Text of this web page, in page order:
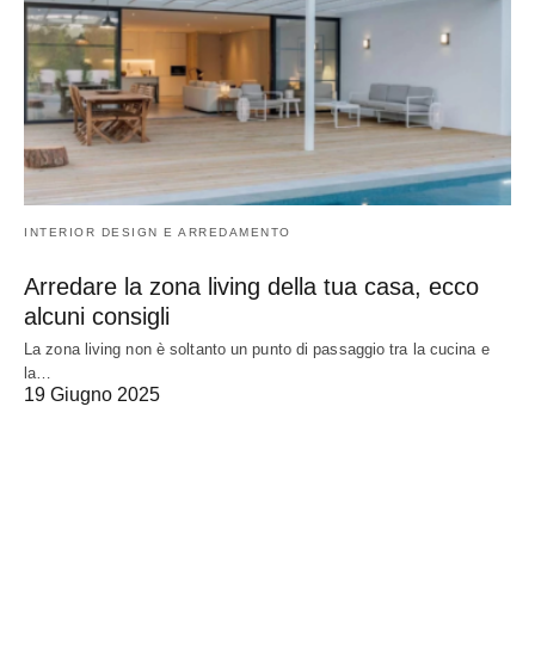
INTERIOR DESIGN E ARREDAMENTO
Arredare la zona living della tua casa, ecco
alcuni consigli
La zona living non è soltanto un punto di passaggio tra la cucina e
la…
19 Giugno 2025